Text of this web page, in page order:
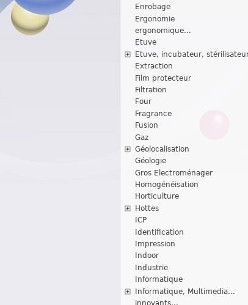
Enrobage
Ergonomie
ergonomique...
Etuve
Etuve, incubateur,
Extraction
Film protecteur
Filtration
Four
Fragrance
Fusion
Gaz
Géolocalisation
Géologie
Gros Electroménager
Homogénéisation
Horticulture
Hottes
ICP
Identification
Impression
Indoor
Industrie
Informatique
Informatique, Multimedia...
innovants...